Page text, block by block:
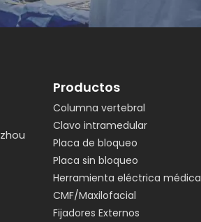
Productos
Columna vertebral
Clavo intramedular
Placa de bloqueo
Placa sin bloqueo
Herramienta eléctrica médica
CMF/Maxilofacial
Fijadores Externos